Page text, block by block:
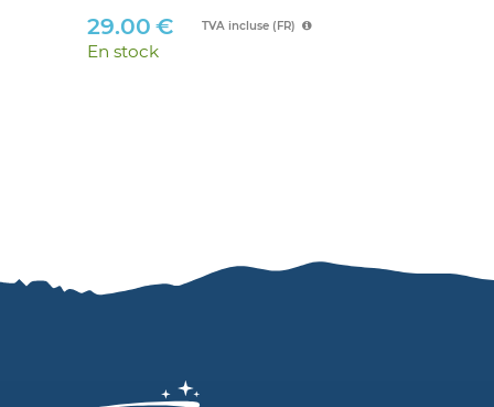
29.00 € TVA incluse (FR)
En stock